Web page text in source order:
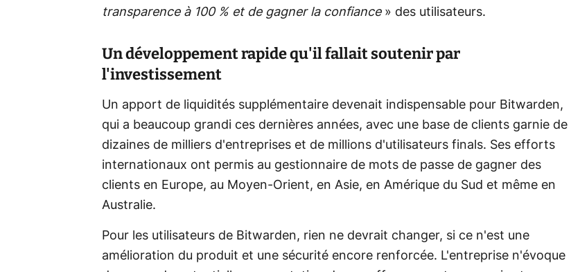
transparence à 100 % et de gagner la confiance» des utilisateurs.
Un développement rapide qu'il fallait soutenir par
l'investissement
Un apport de liquidités supplémentaire devenait indispensable pour Bitwarden,
qui a beaucoup grandi ces dernières années, avec une base de clients garnie de
dizaines de milliers d'entreprises et de millions d'utilisateurs finals. Ses efforts
internationaux ont permis au gestionnaire de mots de passe de gagner des
clients en Europe, au Moyen-Orient, en Asie, en Amérique du Sud et même en
Australie.
Pour les utilisateurs de Bitwarden, rien ne devrait changer, si ce n'est une
amélioration du produit et une sécurité encore renforcée. L'entreprise n'évoque